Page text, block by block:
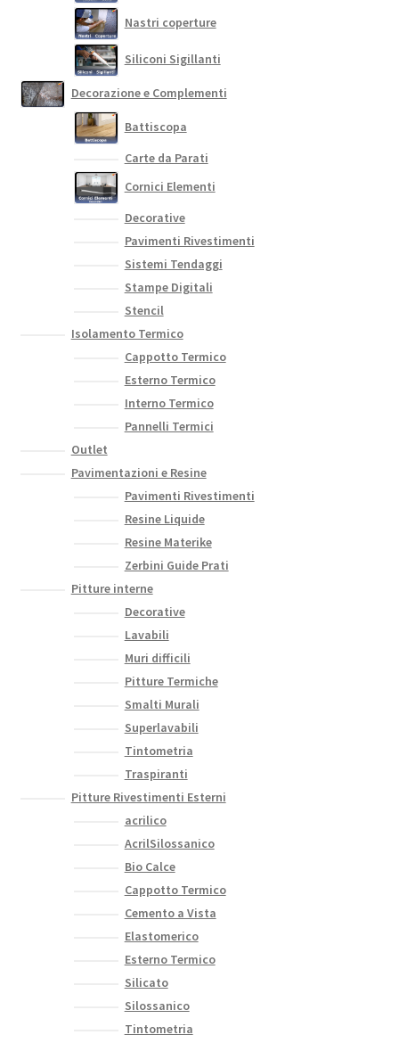
Nastri coperture
Siliconi Sigillanti
Decorazione e Complementi
Battiscopa
Carte da Parati
Cornici Elementi
Decorative
Pavimenti Rivestimenti
Sistemi Tendaggi
Stampe Digitali
Stencil
Isolamento Termico
Cappotto Termico
Esterno Termico
Interno Termico
Pannelli Termici
Outlet
Pavimentazioni e Resine
Pavimenti Rivestimenti
Resine Liquide
Resine Materike
Zerbini Guide Prati
Pitture interne
Decorative
Lavabili
Muri difficili
Pitture Termiche
Smalti Murali
Superlavabili
Tintometria
Traspiranti
Pitture Rivestimenti Esterni
acrilico
AcrilSilossanico
Bio Calce
Cappotto Termico
Cemento a Vista
Elastomerico
Esterno Termico
Silicato
Silossanico
Tintometria